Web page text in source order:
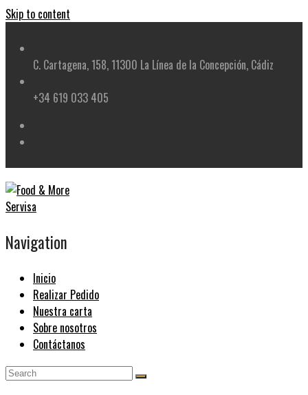
Skip to content
C. Cartagena, 158, 11300 La Línea de la Concepción, Cádiz
+34 619 033 405
Navigation
Inicio
Realizar Pedido
Nuestra carta
Sobre nosotros
Contáctanos